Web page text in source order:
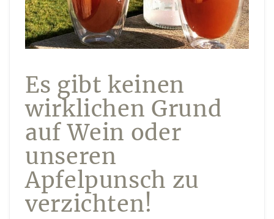
Konto-Details
Bestellungen
Zahlungsmöglichkeiten
Rückgabe & Umtausch
Widerrufsrecht
AGB
Datenschutzerklärung
VERANSTALTUNGEN/KONZERTE
Es gibt keinen
wirklichen Grund
auf Wein oder
unseren
Apfelpunsch zu
verzichten!